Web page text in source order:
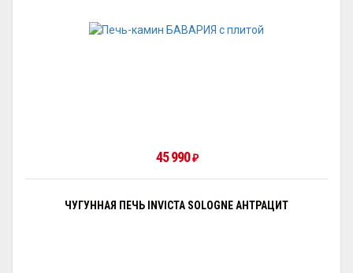
45 990₽
ЧУГУННАЯ ПЕЧЬ INVICTA SOLOGNE АНТРАЦИТ